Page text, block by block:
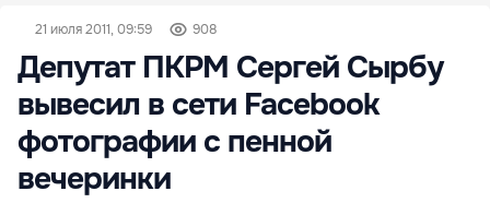
21 июля 2011, 09:59 908
Депутат ПКРМ Сергей Сырбу
вывесил в сети Facebook
фотографии с пенной
вечеринки